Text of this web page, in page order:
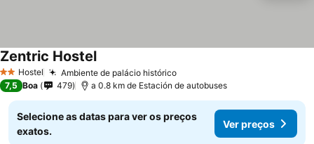
2 Estrelas
Hostel Ambiente de palácio históricoVer preços
Zentric HostelVer preços
7,5 Boa 479 a 0.8 km de Estación de autobuses
Selecione as datas para ver os preços
exatos.
Ver preços